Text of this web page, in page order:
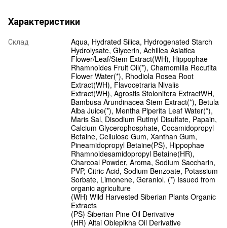
Характеристики
Склад
Aqua, Hydrated Silica, Hydrogenated Starch
Hydrolysate, Glycerin, Achillea Asiatica
Flower/Leaf/Stem Extract(WH), Hippophae
Rhamnoides Fruit Oil(*), Chamomilla Recutita
Flower Water(*), Rhodiola Rosea Root
Extract(WH), Flavocetraria Nivalis
Extract(WH), Agrostis Stolonifera ExtractWH,
Bambusa Arundinacea Stem Extract(*), Betula
Alba Juice(*), Mentha Piperita Leaf Water(*),
Maris Sal, Disodium Rutinyl Disulfate, Papain,
Calcium Glycerophosphate, Cocamidopropyl
Betaine, Cellulose Gum, Xanthan Gum,
Pineamidopropyl Betaine(PS), Hippophae
Rhamnoidesamidopropyl Betaine(HR),
Charcoal Powder, Aroma, Sodium Saccharin,
PVP, Citric Acid, Sodium Benzoate, Potassium
Sorbate, Limonene, Geraniol. (*) Issued from
organic agriculture
(WH) Wild Harvested Siberian Plants Organic
Extracts
(PS) Siberian Pine Oil Derivative
(HR) Altai Oblepikha Oil Derivative